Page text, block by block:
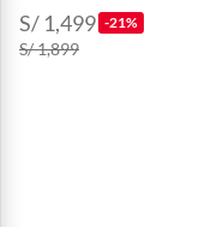
S/ 1,499 -21%
S/ 1,899